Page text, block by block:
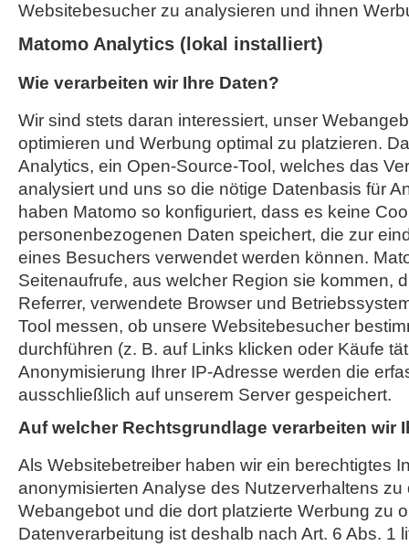
Websitebesucher zu analysieren und ihnen
Matomo Analytics (lokal installiert)
Wie verarbeiten wir Ihre Daten?
Wir sind stets daran interessiert, unser
optimieren und Werbung optimal zu platzieren.
Analytics, ein Open-Source-Tool, welches das
analysiert und uns so die nötige Datenbasis für
haben Matomo so konfiguriert, dass es keine
personenbezogenen Daten speichert, die zur
eines Besuchers verwendet werden können.
Seitenaufrufe, aus welcher Region sie kommen,
Referrer, verwendete Browser und
Tool messen, ob unsere Websitebesucher
durchführen (z. B. auf Links klicken oder Käufe
Anonymisierung Ihrer IP-Adresse werden die
ausschließlich auf unserem Server gespeichert.
Auf welcher Rechtsgrundlage verarbeiten wir
Als Websitebetreiber haben wir ein berechtigtes
anonymisierten Analyse des Nutzerverhaltens
Webangebot und die dort platzierte Werbung zu
Datenverarbeitung ist deshalb nach Art. 6 Abs. 1